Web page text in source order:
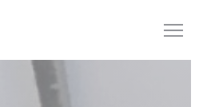
matière de cookies